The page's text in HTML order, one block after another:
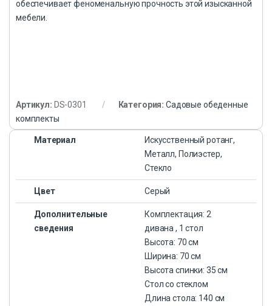
обеспечивает феноменальную прочность этой изысканной
мебели.
Артикул: DS-0301 Категория: Садовые обеденные
комплекты
Материал
Искусственный ротанг,
Металл, Полиэстер,
Стекло
Цвет Серый
Дополнительные
сведения
Комплектация: 2
дивана , 1 стол
Высота: 70 см
Ширина: 70 см
Высота спинки: 35 см
Стол со стеклом
Длина стола: 140 см